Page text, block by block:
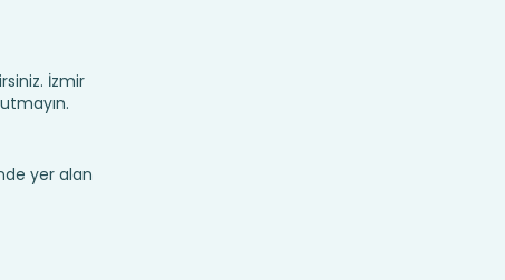
İzmir
yer alan